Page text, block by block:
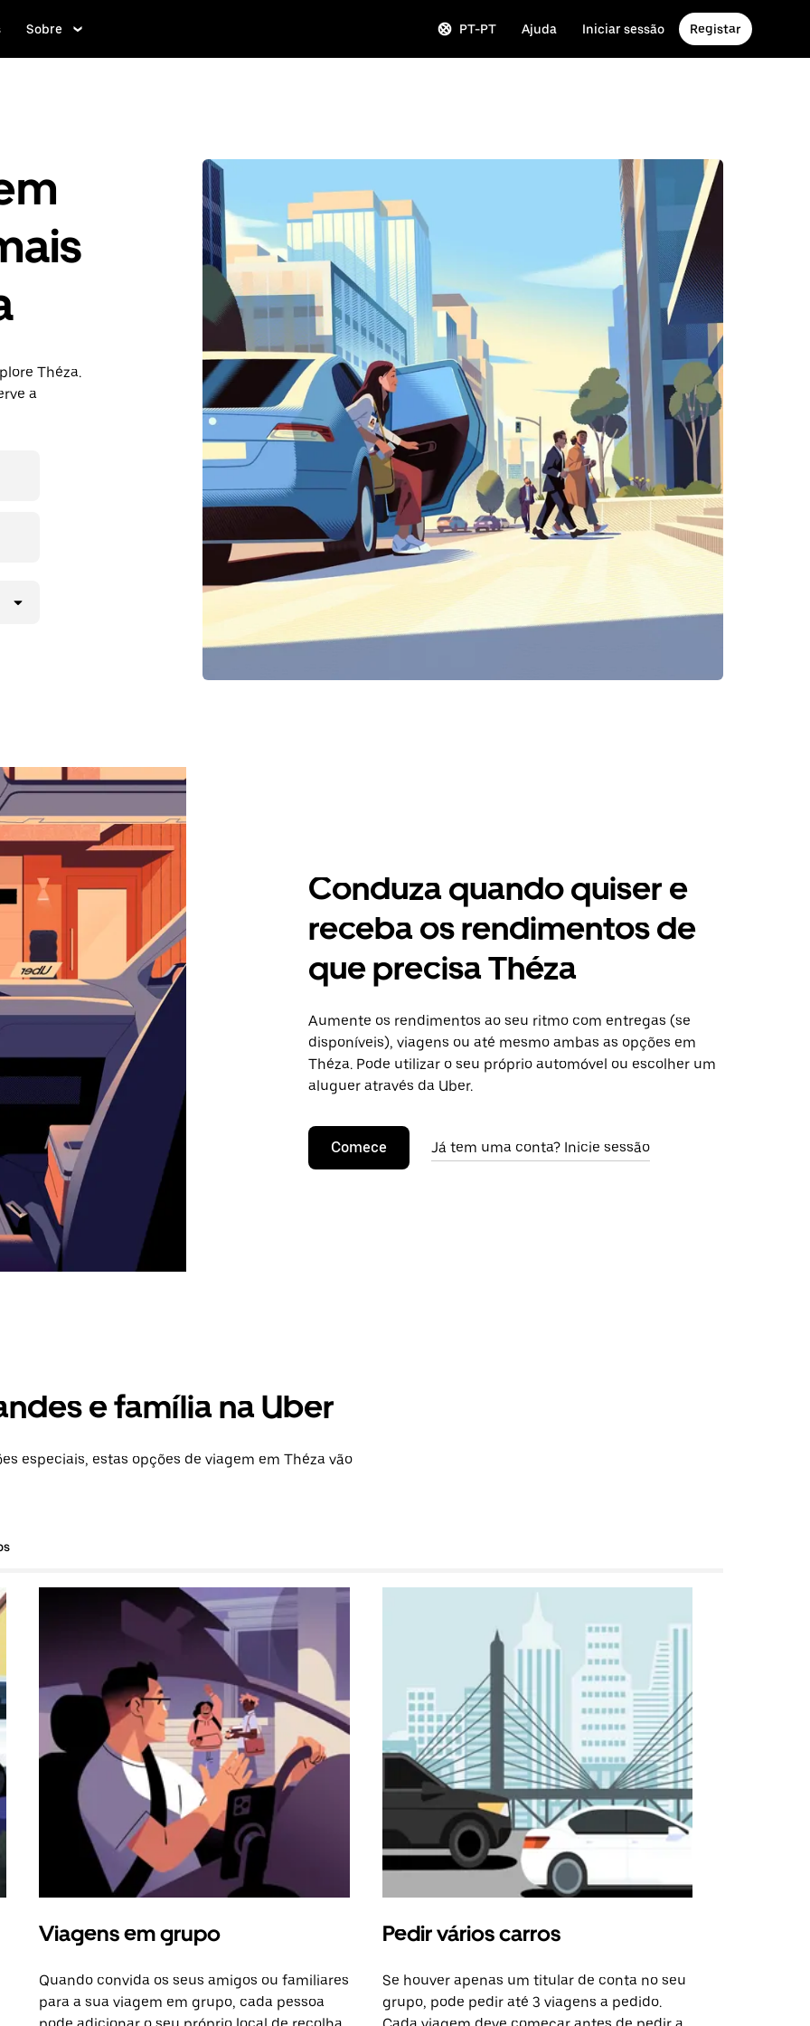
Sobre PT-PT Ajuda Iniciar sessão Registar
Théza.
a
Conduza quando quiser e
receba os rendimentos de
que precisa Théza
Aumente os rendimentos ao seu ritmo com entregas (se
disponíveis), viagens ou até mesmo ambas as opções em
Théza. Pode utilizar o seu próprio automóvel ou escolher um
aluguer através da Uber.
Comece Já tem uma conta? Inicie sessão
e família na Uber
especiais, estas opções de viagem em Théza vão
Viagens em grupo
Quando convida os seus amigos ou familiares
para a sua viagem em grupo, cada pessoa
Pedir vários carros
Se houver apenas um titular de conta no seu
grupo, pode pedir até 3 viagens a pedido.